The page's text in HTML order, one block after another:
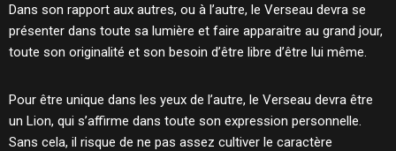
Dans son rapport aux autres, ou à l’autre, le Verseau devra se
présenter dans toute sa lumière et faire apparaitre au grand jour,
toute son originalité et son besoin d’être libre d’être lui même.
Pour être unique dans les yeux de l’autre, le Verseau devra être
un Lion, qui s’affirme dans toute son expression personnelle.
Sans cela, il risque de ne pas assez cultiver le caractère